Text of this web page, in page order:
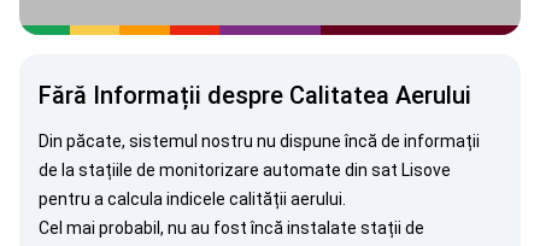
Fără Informații despre Calitatea Aerului
Din păcate, sistemul nostru nu dispune încă de informații
de la stațiile de monitorizare automate din sat Lisove
pentru a calcula indicele calității aerului.
Cel mai probabil, nu au fost încă instalate stații de